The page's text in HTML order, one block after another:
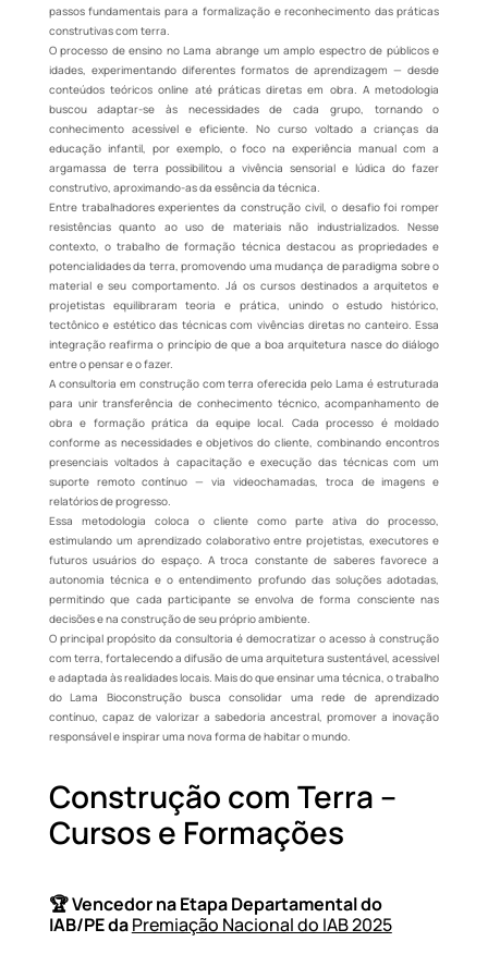
passos fundamentais para a formalização e reconhecimento das práticas
construtivas com terra.
O processo de ensino no Lama abrange um amplo espectro de públicos e
idades, experimentando diferentes formatos de aprendizagem — desde
conteúdos teóricos online até práticas diretas em obra. A metodologia
buscou adaptar-se às necessidades de cada grupo, tornando o
conhecimento acessível e eficiente. No curso voltado a crianças da
educação infantil, por exemplo, o foco na experiência manual com a
argamassa de terra possibilitou a vivência sensorial e lúdica do fazer
construtivo, aproximando-as da essência da técnica.
Entre trabalhadores experientes da construção civil, o desafio foi romper
resistências quanto ao uso de materiais não industrializados. Nesse
contexto, o trabalho de formação técnica destacou as propriedades e
potencialidades da terra, promovendo uma mudança de paradigma sobre o
material e seu comportamento. Já os cursos destinados a arquitetos e
projetistas equilibraram teoria e prática, unindo o estudo histórico,
tectônico e estético das técnicas com vivências diretas no canteiro. Essa
integração reafirma o princípio de que a boa arquitetura nasce do diálogo
entre o pensar e o fazer.
A consultoria em construção com terra oferecida pelo Lama é estruturada
para unir transferência de conhecimento técnico, acompanhamento de
obra e formação prática da equipe local. Cada processo é moldado
conforme as necessidades e objetivos do cliente, combinando encontros
presenciais voltados à capacitação e execução das técnicas com um
suporte remoto contínuo — via videochamadas, troca de imagens e
relatórios de progresso.
Essa metodologia coloca o cliente como parte ativa do processo,
estimulando um aprendizado colaborativo entre projetistas, executores e
futuros usuários do espaço. A troca constante de saberes favorece a
autonomia técnica e o entendimento profundo das soluções adotadas,
permitindo que cada participante se envolva de forma consciente nas
decisões e na construção de seu próprio ambiente.
O principal propósito da consultoria é democratizar o acesso à construção
com terra, fortalecendo a difusão de uma arquitetura sustentável, acessível
e adaptada às realidades locais. Mais do que ensinar uma técnica, o trabalho
do Lama Bioconstrução busca consolidar uma rede de aprendizado
contínuo, capaz de valorizar a sabedoria ancestral, promover a inovação
responsável e inspirar uma nova forma de habitar o mundo.
Construção com Terra –
Cursos e Formações
🏆Vencedor na Etapa Departamental do
IAB/PE daPremiação Nacional do IAB 2025